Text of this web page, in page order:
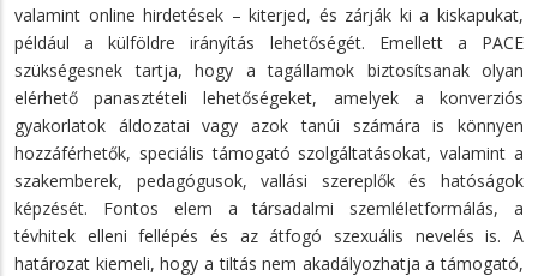
valamint online hirdetések – kiterjed, és zárják ki a kiskapukat,
például a külföldre irányítás lehetőségét. Emellett a PACE
szükségesnek tartja, hogy a tagállamok biztosítsanak olyan
elérhető panasztételi lehetőségeket, amelyek a konverziós
gyakorlatok áldozatai vagy azok tanúi számára is könnyen
hozzáférhetők, speciális támogató szolgáltatásokat, valamint a
szakemberek, pedagógusok, vallási szereplők és hatóságok
képzését. Fontos elem a társadalmi szemléletformálás, a
tévhitek elleni fellépés és az átfogó szexuális nevelés is. A
határozat kiemeli, hogy a tiltás nem akadályozhatja a támogató,